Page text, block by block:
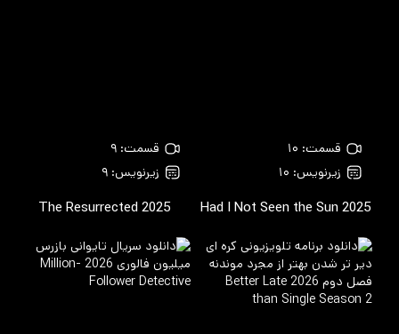
قسمت: ۱۰
زیرنویس: ۱۰
Had I Not Seen the Sun2025
قسمت: ۹
زیرنویس: ۹
The Resurrected2025